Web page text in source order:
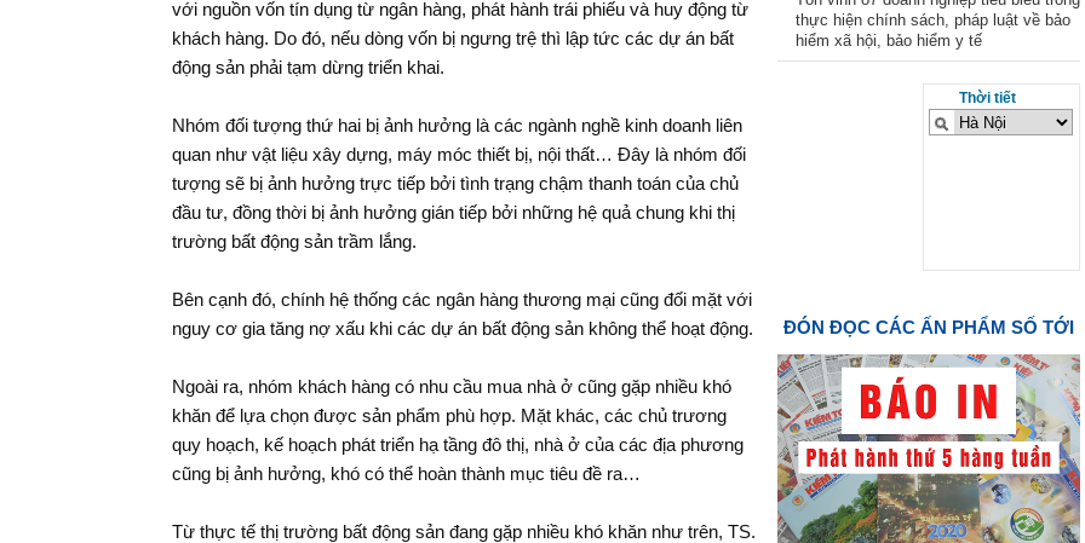
với nguồn vốn tín dụng từ ngân hàng, phát hành trái phiếu và huy động từ
khách hàng. Do đó, nếu dòng vốn bị ngưng trệ thì lập tức các dự án bất
động sản phải tạm dừng triển khai.
Nhóm đối tượng thứ hai bị ảnh hưởng là các ngành nghề kinh doanh liên
quan như vật liệu xây dựng, máy móc thiết bị, nội thất… Đây là nhóm đối
tượng sẽ bị ảnh hưởng trực tiếp bởi tình trạng chậm thanh toán của chủ
đầu tư, đồng thời bị ảnh hưởng gián tiếp bởi những hệ quả chung khi thị
trường bất động sản trầm lắng.
Bên cạnh đó, chính hệ thống các ngân hàng thương mại cũng đối mặt với
nguy cơ gia tăng nợ xấu khi các dự án bất động sản không thể hoạt động.
Ngoài ra, nhóm khách hàng có nhu cầu mua nhà ở cũng gặp nhiều khó
khăn để lựa chọn được sản phẩm phù hợp. Mặt khác, các chủ trương
quy hoạch, kế hoạch phát triển hạ tầng đô thị, nhà ở của các địa phương
cũng bị ảnh hưởng, khó có thể hoàn thành mục tiêu đề ra…
Từ thực tế thị trường bất động sản đang gặp nhiều khó khăn như trên, TS.
thực hiện chính sách, pháp luật về bảo
hiểm xã hội, bảo hiểm y tế
Thời tiết
ĐÓN ĐỌC CÁC ẤN PHẨM SỐ TỚI